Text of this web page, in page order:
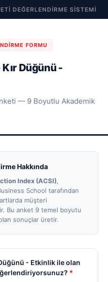
DEĞERLENDIRME SISTEMI
FORMU
Düğünü -
— 9 Boyutlu Akademik
Hakkında
Index (ACSI),
School tarafından
müşteri
Bu anket 9 temel boyutu
sonuçlar üretir.
- Etkinlik ile olan
*